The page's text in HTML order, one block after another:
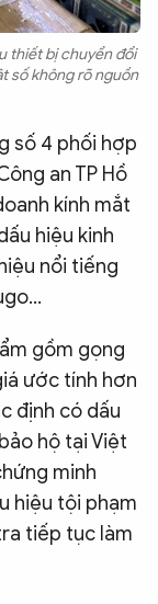
thiết bị chuyển đổi
số không rõ nguồn
số 4 phối hợp
an TP Hồ
kính mắt
hiệu kinh
nổi tiếng
gồm gọng
ước tính hơn
định có dấu
hộ tại Việt
minh
hiệu tội phạm
tiếp tục làm